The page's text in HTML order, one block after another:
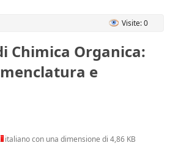
Visite: 0
Chimica Organica:
e
italiano con una dimensione di 4,86 KB